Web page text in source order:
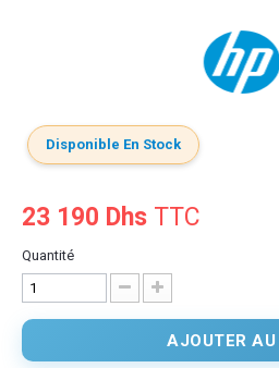
Disponible En Stock
23 190 Dhs TTC
Quantité
AJOUTER AU